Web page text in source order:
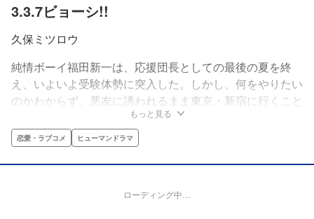
3.3.7ビョーシ!!
久保ミツロウ
純情ボーイ福田新一は、応援団長としての最後の夏を終
え、いよいよ受験体勢に突入した。しかし、何をやりたい
のかわからず、悪友に誘われるまま東京・新宿に行くこと
に！女の子との突然の出会いで都会の渦に巻き込まれてい
くフクちゃんの行く末は!?
もっと見る
恋愛・ラブコメ ヒューマンドラマ
ローディング中…